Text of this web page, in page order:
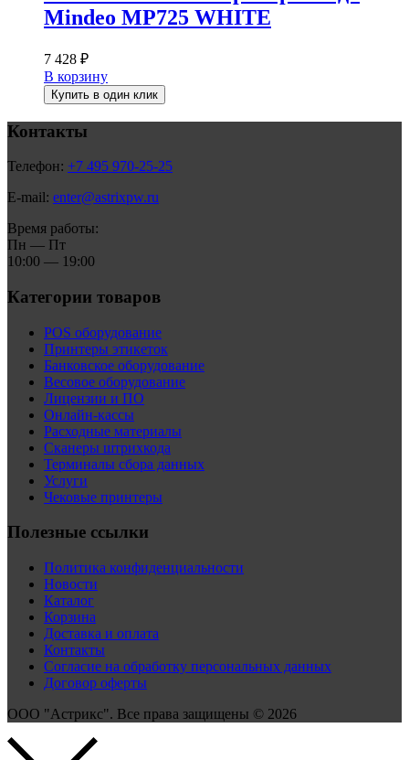
Mindeo MP725 WHITE
7 428 ₽
В корзину
Купить в один клик
Контакты
Телефон: +7 495 970-25-25
E-mail: enter@astrixpw.ru
Время работы:
Пн — Пт
10:00 — 19:00
Категории товаров
POS оборудование
Принтеры этикеток
Банковское оборудование
Весовое оборудование
Лицензии и ПО
Онлайн-кассы
Расходные материалы
Сканеры штрихкода
Терминалы сбора данных
Услуги
Чековые принтеры
Полезные ссылки
Политика конфиденциальности
Новости
Каталог
Корзина
Доставка и оплата
Контакты
Согласие на обработку персональных данных
Договор оферты
ООО "Астрикс". Все права защищены © 2026